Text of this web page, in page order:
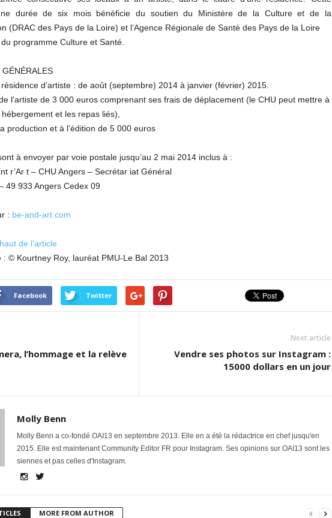
durée de six mois bénéficie du soutien du Ministère de la Culture et de la
(DRAC des Pays de la Loire) et l’Agence Régionale de Santé des Pays de la Loire
programme Culture et Santé.
d’artiste : de août (septembre) 2014 à janvier (février) 2015.
l’artiste de 3 000 euros comprenant ses frais de déplacement (le CHU peut mettre à
et les repas liés),
production et à l’édition de 5 000 euros
à envoyer par voie postale jusqu’au 2 mai 2014 inclus à :
r’Ar t – CHU Angers – Secrétar iat Général
49 933 Angers Cedex 09
: be-and-art.com
de l’article
: © Kourtney Roy, lauréat PMU-Le Bal 2013
Facebook Twitter
l’hommage et la relève
Next article
Vendre ses photos sur Instagram :
15000 dollars en un jour
Molly Benn
Molly Benn a co-fondé OAI13 en septembre 2013. Elle en a été la rédactrice en chef jusqu'en
2015. Elle est maintenant Community Editor FR pour Instagram. Ses opinions sur OAI13 sont les
siennes et pas celles d'Instagram.
MORE FROM AUTHOR